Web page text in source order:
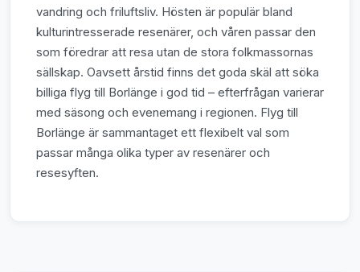
vandring och friluftsliv. Hösten är populär bland
kulturintresserade resenärer, och våren passar den
som föredrar att resa utan de stora folkmassornas
sällskap. Oavsett årstid finns det goda skäl att söka
billiga flyg till Borlänge i god tid – efterfrågan varierar
med säsong och evenemang i regionen. Flyg till
Borlänge är sammantaget ett flexibelt val som
passar många olika typer av resenärer och
resesyften.